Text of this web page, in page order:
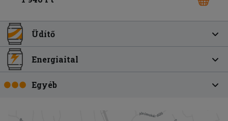
Üdítő
Energiaital
Egyéb